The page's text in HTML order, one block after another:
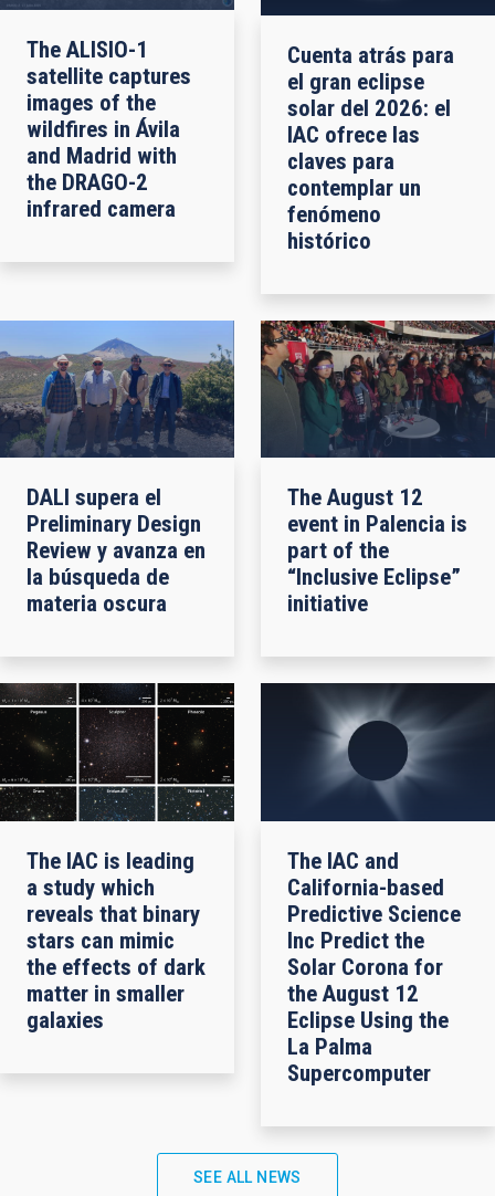
The ALISIO-1
satellite captures
images of the
wildfires in Ávila
and Madrid with
the DRAGO-2
infrared camera
Cuenta atrás para
el gran eclipse
solar del 2026: el
IAC ofrece las
claves para
contemplar un
fenómeno
histórico
DALI supera el
Preliminary Design
Review y avanza en
la búsqueda de
materia oscura
The August 12
event in Palencia is
part of the
“Inclusive Eclipse”
initiative
The IAC is leading
a study which
reveals that binary
stars can mimic
the effects of dark
matter in smaller
galaxies
The IAC and
California-based
Predictive Science
Inc Predict the
Solar Corona for
the August 12
Eclipse Using the
La Palma
Supercomputer
SEE ALL NEWS